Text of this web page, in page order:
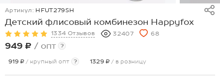
Артикул: HFUT279SH
Детский флисовый комбинезон Happyfox
1334 Отзывов 32407 68
949 ₽ / опт ?
919 ₽ / крупный опт ? 1329 ₽ / в розницу